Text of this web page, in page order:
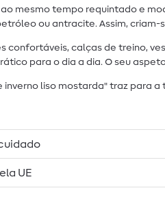
mesmo tempo requintado e
ou antracite. Assim,
confortáveis, calças de treino,
para o dia a dia. O seu
inverno liso mostarda" traz para
UE